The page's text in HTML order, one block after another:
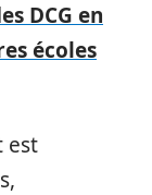
DCG en
écoles
est